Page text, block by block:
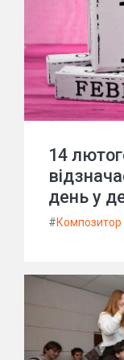
14
день у
#Композитор